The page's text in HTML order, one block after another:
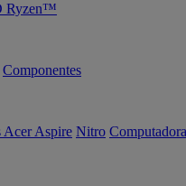
Ryzen™
Componentes
Acer Aspire Nitro